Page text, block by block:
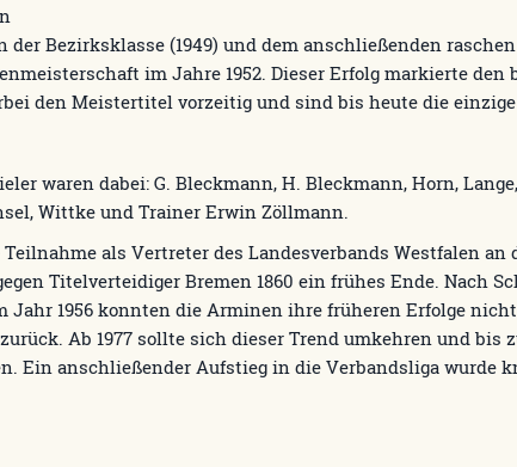
Bezirksklasse (1949) und dem anschließenden
im Jahre 1952. Dieser Erfolg markierte den
den Meistertitel vorzeitig und sind bis heute die
waren dabei: G. Bleckmann, H. Bleckmann, Horn,
Wittke und Trainer Erwin Zöllmann.
Teilnahme als Vertreter des Landesverbands Westfalen
Titelverteidiger Bremen 1860 ein frühes Ende. Nach
Jahr 1956 konnten die Arminen ihre früheren Erfolge
Ab 1977 sollte sich dieser Trend umkehren und bis
Ein anschließender Aufstieg in die Verbandsliga wurde